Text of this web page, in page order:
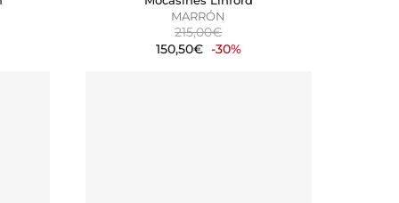
MARRÓN
215,00€
150,50€ -30%